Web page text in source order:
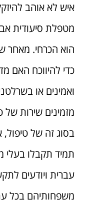
איש לא אוהב
מטפלת סיעודית
הוא הכרחי. מאחר
כדי להיווכח האם
ואמינים או
מזמינים שירות
בסוג זה של טיפול,
תמיד תקבלו בעלי
עברית ויודעים
משפחותיהם בכל